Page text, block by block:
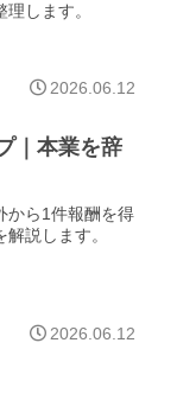
します。
2026.06.12
｜本業を辞
から1件報酬を得
説します。
2026.06.12